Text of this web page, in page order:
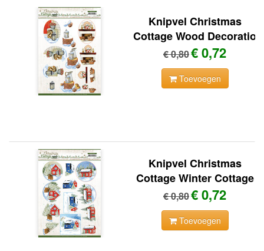
Knipvel Christmas
Cottage Wood Decoratio
€ 0,80€ 0,72
Toevoegen
Knipvel Christmas
Cottage Winter Cottage
€ 0,80€ 0,72
Toevoegen